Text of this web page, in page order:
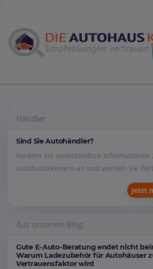
Händler
Sind Sie Autohändler?
Fordern Sie unverbindlich Informationen
Autohauskennern an und werden Sie
Jetzt
Aus unserem Blog
Gute E-Auto-Beratung endet nicht
Warum Ladezubehör für Autohäuser
Vertrauensfaktor wird